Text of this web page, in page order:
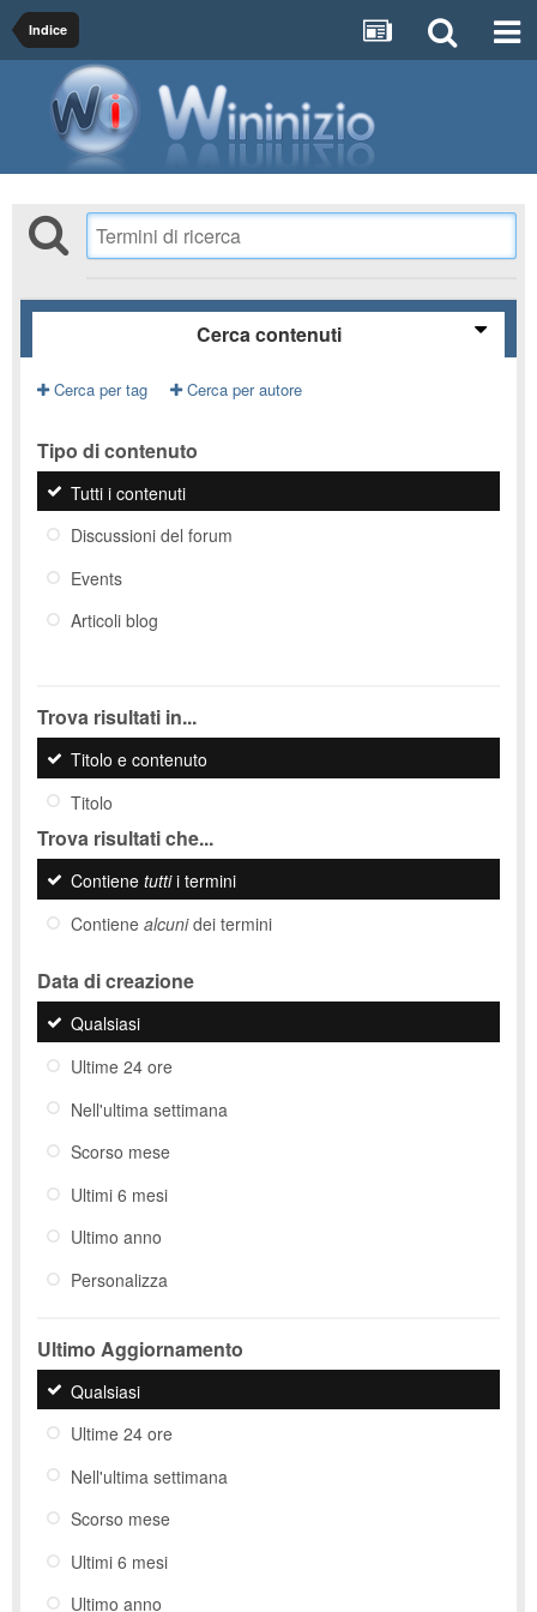
Indice
Cerca contenuti
Cerca per tag Cerca per autore
Tipo di contenuto
Tutti i contenuti
Discussioni del forum
Events
Articoli blog
Trova risultati in...
Titolo e contenuto
Titolo
Trova risultati che...
Contiene tuttii termini
Contiene alcunidei termini
Data di creazione
Qualsiasi
Ultime 24 ore
Nell'ultima settimana
Scorso mese
Ultimi 6 mesi
Ultimo anno
Personalizza
Ultimo Aggiornamento
Qualsiasi
Ultime 24 ore
Nell'ultima settimana
Scorso mese
Ultimi 6 mesi
Ultimo anno